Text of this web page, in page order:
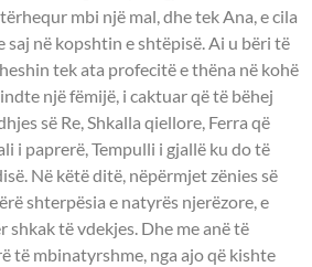
mbi një mal, dhe tek Ana, e cila
saj në kopshtin e shtëpisë. Ai u bëri të
tek ata profecitë e thëna në kohë
një fëmijë, i caktuar që të bëhej
së Re, Shkalla qiellore, Ferra që
i paprerë, Tempulli i gjallë ku do të
Në këtë ditë, nëpërmjet zënies së
shterpësia e natyrës njerëzore, e
shkak të vdekjes. Dhe me anë të
të mbinatyrshme, nga ajo që kishte